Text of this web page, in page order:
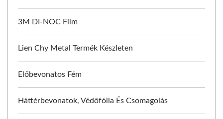
3M DI-NOC Film
Lien Chy Metal Termék Készleten
Előbevonatos Fém
Háttérbevonatok, Védőfólia És Csomagolás